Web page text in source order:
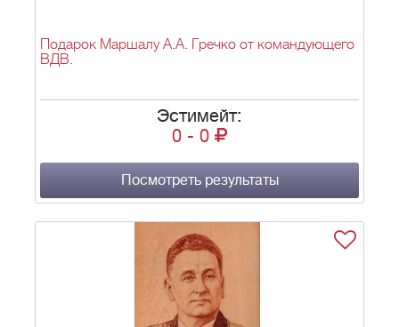
Подарок Маршалу А.А. Гречко от командующего
ВДВ.
Эстимейт:
0 - 0
Посмотреть результаты